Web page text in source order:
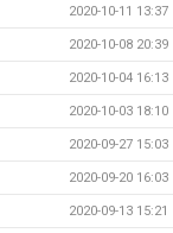
2020-10-11 13:37
2020-10-08 20:39
2020-10-04 16:13
2020-10-03 18:10
2020-09-27 15:03
2020-09-20 16:03
2020-09-13 15:21